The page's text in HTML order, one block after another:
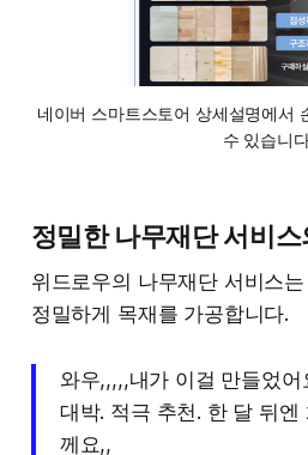
네이버 스마트스토어 상세설명에서
수 있습니
정밀한 나무재단 서비스
위드로우의 나무재단 서비스
정밀하게 목재를 가공합니다.
와우,,,,,내가 이걸 만들었
대박. 적극 추천. 한 달 뒤
께요,,